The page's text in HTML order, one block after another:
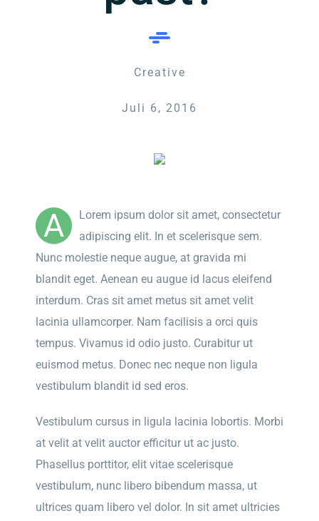
Creative
Juli 6, 2016
A
Lorem ipsum dolor sit amet, consectetur
adipiscing elit. In et scelerisque sem.
Nunc molestie neque augue, at gravida mi
blandit eget. Aenean eu augue id lacus eleifend
interdum. Cras sit amet metus sit amet velit
lacinia ullamcorper. Nam facilisis a orci quis
tempus. Vivamus id odio justo. Curabitur ut
euismod metus. Donec nec neque non ligula
vestibulum blandit id sed eros.
Vestibulum cursus in ligula lacinia lobortis. Morbi
at velit at velit auctor efficitur ut ac justo.
Phasellus porttitor, elit vitae scelerisque
vestibulum, nunc libero bibendum massa, ut
ultrices quam libero vel dolor. In sit amet ultricies